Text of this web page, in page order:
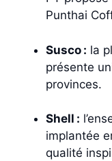
Punthai
Susco : la
présente
provinces.
Shell :
implantée
qualité